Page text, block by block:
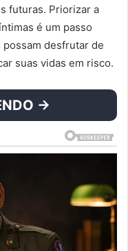
futuras. Priorizar a
é um passo
desfrutar de
suas vidas em risco.
→